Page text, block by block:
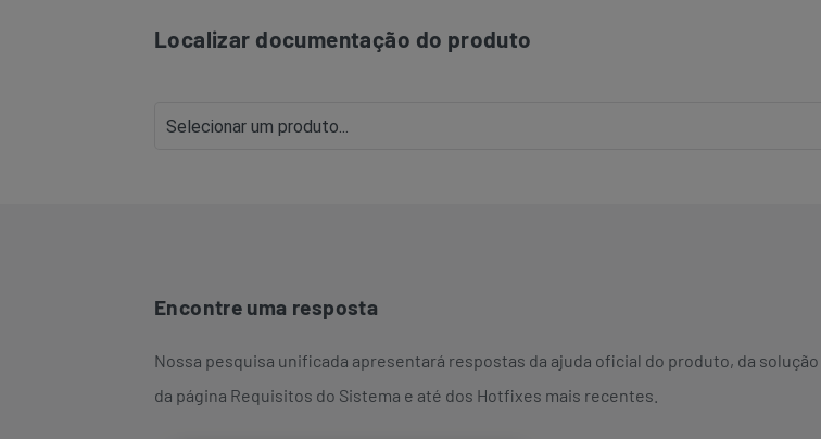
Localizar documentação do produto
Encontre uma resposta
Nossa pesquisa unificada apresentará respostas da ajuda oficial do produto, da
da página Requisitos do Sistema e até dos Hotfixes mais recentes.